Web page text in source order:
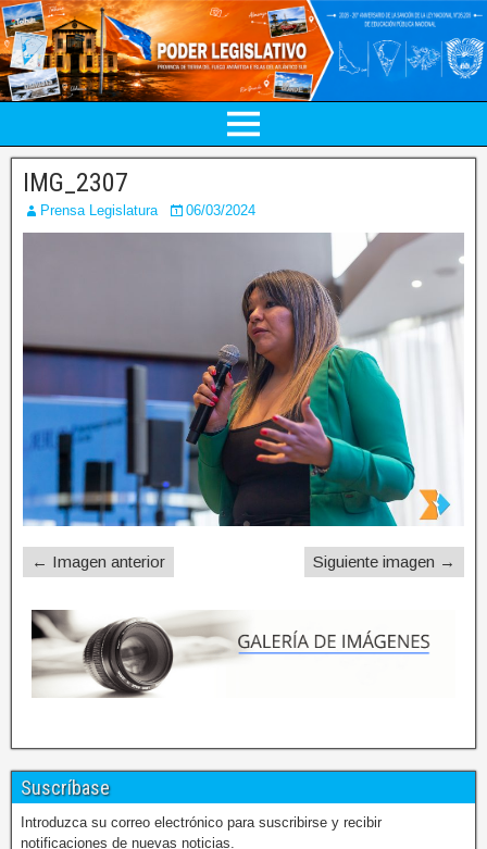
IMG_2307
Prensa Legislatura 06/03/2024
← Imagen anterior Siguiente imagen →
Suscríbase
Introduzca su correo electrónico para suscribirse y recibir
notificaciones de nuevas noticias.